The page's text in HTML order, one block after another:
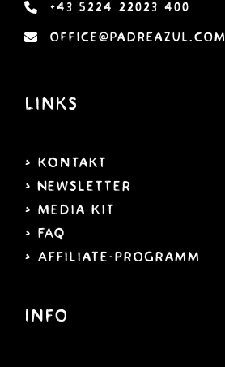
+43 5224 22023 400
office@padreazul.com
Links
> KOntakt
> Newsletter
> Media Kit
> FAQ
> Affiliate-programm
Info